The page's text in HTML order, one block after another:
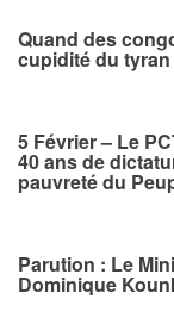
Quand des
cupidité du tyran
5 Février – Le
40 ans de
pauvreté du
Parution : Le
Dominique